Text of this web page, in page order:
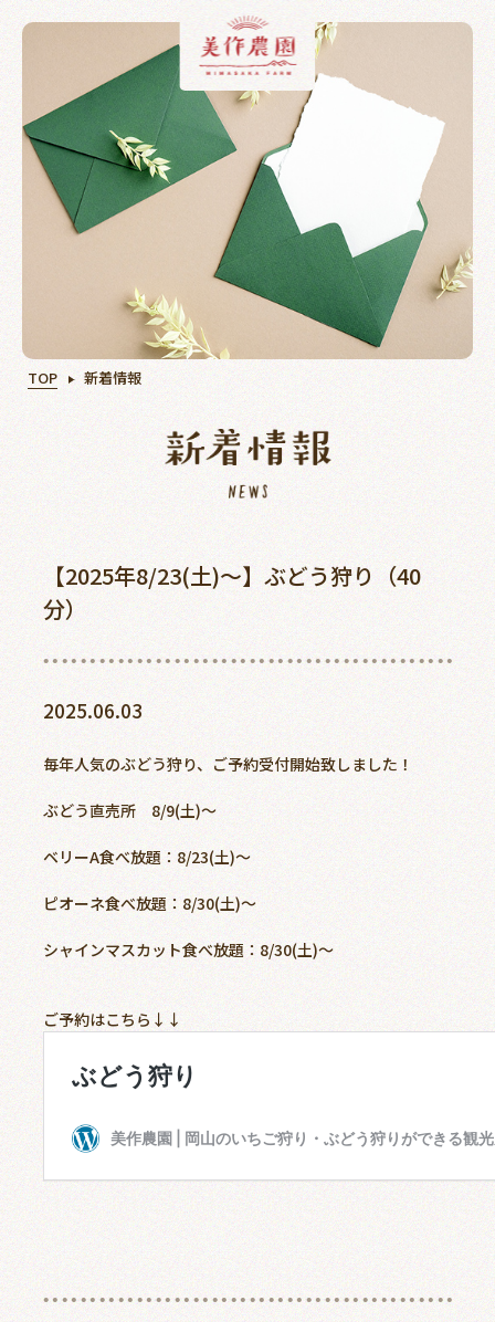
カフェ
学ぶ
ご予約 アクセス
0868-74-3887
美作農園について
新着情報
周辺観光スポット
よくあるご質問
お客様の声
アクセス
お問い合わせ
TOP 新着情報
【2025年8/23(土)～】ぶどう狩り（40
分）
2025.06.03
毎年人気のぶどう狩り、ご予約受付開始致しました！
ぶどう直売所 8/9(土)～
ベリーA食べ放題：8/23(土)～
ピオーネ食べ放題：8/30(土)～
シャインマスカット食べ放題：8/30(土)～
ご予約はこちら↓↓